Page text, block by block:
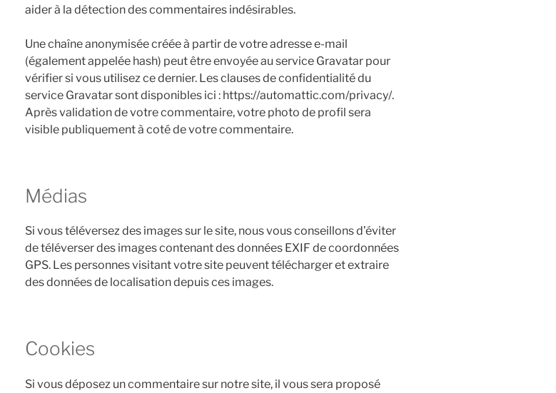
aider à la détection des commentaires indésirables.
Une chaîne anonymisée créée à partir de votre adresse e-mail
(également appelée hash) peut être envoyée au service Gravatar pour
vérifier si vous utilisez ce dernier. Les clauses de confidentialité du
service Gravatar sont disponibles ici : https://automattic.com/privacy/.
Après validation de votre commentaire, votre photo de profil sera
visible publiquement à coté de votre commentaire.
Médias
Si vous téléversez des images sur le site, nous vous conseillons d’éviter
de téléverser des images contenant des données EXIF de coordonnées
GPS. Les personnes visitant votre site peuvent télécharger et extraire
des données de localisation depuis ces images.
Cookies
Si vous déposez un commentaire sur notre site, il vous sera proposé